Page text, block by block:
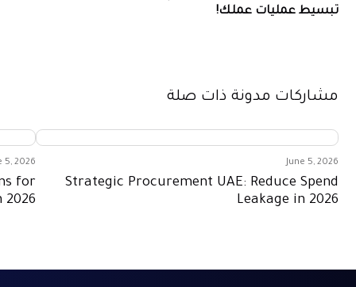
تبسيط عمليات عملك!
مشاركات مدونة ذات صلة
June 5, 2026
Strategic Procurement UAE: Reduce Spend
Leakage in 2026
5, 2026
for